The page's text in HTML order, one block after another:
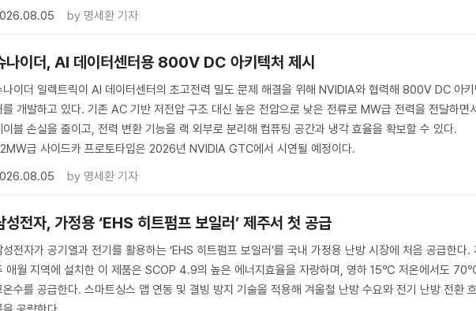
by 명세환 기자
나이더, AI 데이터센터용 800V DC 아키텍처 제시
나이더 일렉트릭이 AI 데이터센터의 초고전력 밀도 문제 해결을 위해 NVIDIA와 협력해 800V DC 아키
를 개발하고 있다. 기존 AC 기반 저전압 구조 대신 높은 전압으로 낮은 전류로 MW급 전력을 전달하면
이블 손실을 줄이고, 전력 변환 기능을 랙 외부로 분리해 컴퓨팅 공간과 냉각 효율을 확보할 수 있다.
급 사이드카 프로토타입은 2026년 NVIDIA GTC에서 시연될 예정이다.
by 명세환 기자
성전자, 가정용 ‘EHS 히트펌프 보일러’ 제주서 첫 공급
성전자가 공기열과 전기를 활용하는 ‘EHS 히트펌프 보일러’를 국내 가정용 난방 시장에 처음 공급한다.
애월 지역에 설치한 이 제품은 SCOP 4.9의 높은 에너지효율을 자랑하며, 영하 15℃ 저온에서도
온수를 공급한다. 스마트싱스 앱 연동 및 결빙 방지 기술을 적용해 겨울철 난방 수요와 전기 난방 전환 흐